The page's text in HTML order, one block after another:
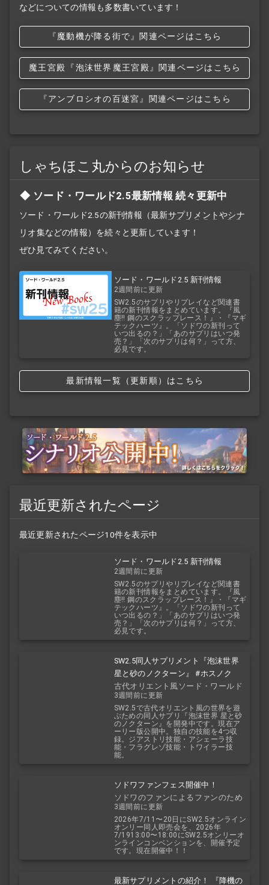
などについての情報も多数書いています！
『魔動機が降る街で』関連ページはこちら
魔王宮殿 『泡沫世界 魔王宮殿』関連ページはこちら
『アンブロシオの百迷宮』関連ページはこちら
しゃちほこ丸からのお知らせ
ソード・ワールド2.5最新情報 続々更新中
ソード・ワールド2.5の新刊情報（最新サプリメントやシナ
リオ集などの情報）を続々と更新しています！
ぜひ見てみてください。
ソード・ワールド2.5 新刊情報
2週間前に更新
SW2.5のサプリやリプレイなど関連書
籍の新刊情報をまとめています。『風
塵!! 鋼のスクラップレース！』・『マギ
テックハーツ』。「ソドワの新刊って
いつ出るの？」「あのサプリはいつ発
売？」「次のサプリは何？」って方、
必見です。
最新情報一覧（更新順）はこちら
最近更新されたページ
最近更新されたページ10件を表示中
ソード・ワールド2.5 新刊情報
2週間前に更新
SW2.5のサプリやリプレイなど関連書
籍の新刊情報をまとめています。『風
塵!! 鋼のスクラップレース！』・『マギ
テックハーツ』。「ソドワの新刊って
いつ出るの？」「あのサプリはいつ発
売？」「次のサプリは何？」って方、
必見です。
SW2.5同人サプリメント『泡沫世界
星と砂のノクターン』 #ホスノク
古代オリエント風ソード・ワールド
2.5
3週間前に更新
SW2.5で古代オリエント風の世界を遊
ぶための同人サプリ『泡沫世界 星と砂
のノクターン』を開発中です。現在ア
ーリー版公開中。独自の技能を4つ収
録。ジアストリ技能・アシェーラ技
能・フラグレゾ技能・トワイラー技
能。
ソドワファンフェス開催中！
ソドワのファンによるファンのため
のお祭り！
3週間前に更新
2026年7/11〜20日にSW2.5オンライン
オンリー同人即売会を、2026年
7/1913:00〜18:00にSW2.5オンリーオ
ンラインコンベンションを、開催予定
です。現在開催中！！
最新サプリメントの紹介！ 『降機の